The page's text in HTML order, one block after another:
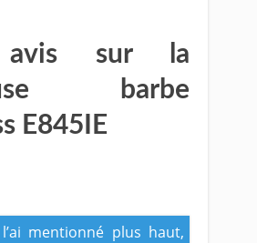
avis sur la
barbe
E845IE
mentionné plus haut,